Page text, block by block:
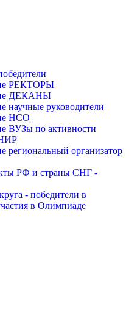
РЕКТОРЫ
ДЕКАНЫ
научные руководители
НСО
ВУЗы по активности
региональный организатор
РФ и страны СНГ -
- победители в
в Олимпиаде